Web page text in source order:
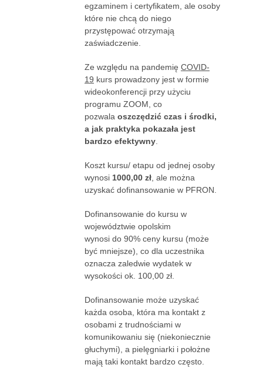
egzaminem i certyfikatem, ale osoby
które nie chcą do niego
przystępować otrzymają
zaświadczenie.
Ze względu na pandemię COVID-
19 kurs prowadzony jest w formie
wideokonferencji przy użyciu
programu ZOOM, co
pozwala oszczędzić czas i środki,
a jak praktyka pokazała jest
bardzo efektywny
Koszt kursu/ etapu od jednej osoby
wynosi 1000,00 zł , ale można
uzyskać dofinansowanie w PFRON.
Dofinansowanie do kursu w
województwie opolskim
wynosi do 90% ceny kursu (może
być mniejsze), co dla uczestnika
oznacza zaledwie wydatek w
wysokości ok. 100,00 zł.
Dofinansowanie może uzyskać
każda osoba, która ma kontakt z
osobami z trudnościami w
komunikowaniu się (niekoniecznie
głuchymi), a pielęgniarki i położne
mają taki kontakt bardzo często.